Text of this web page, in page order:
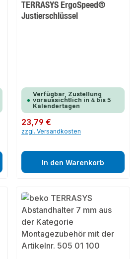
TERRASYS ErgoSpeed®
Justierschlüssel
Verfügbar, Zustellung
voraussichtlich in 4 bis 5
Kalendertagen
Regulärer Preis:
23,79 €
zzgl. Versandkosten
In den Warenkorb